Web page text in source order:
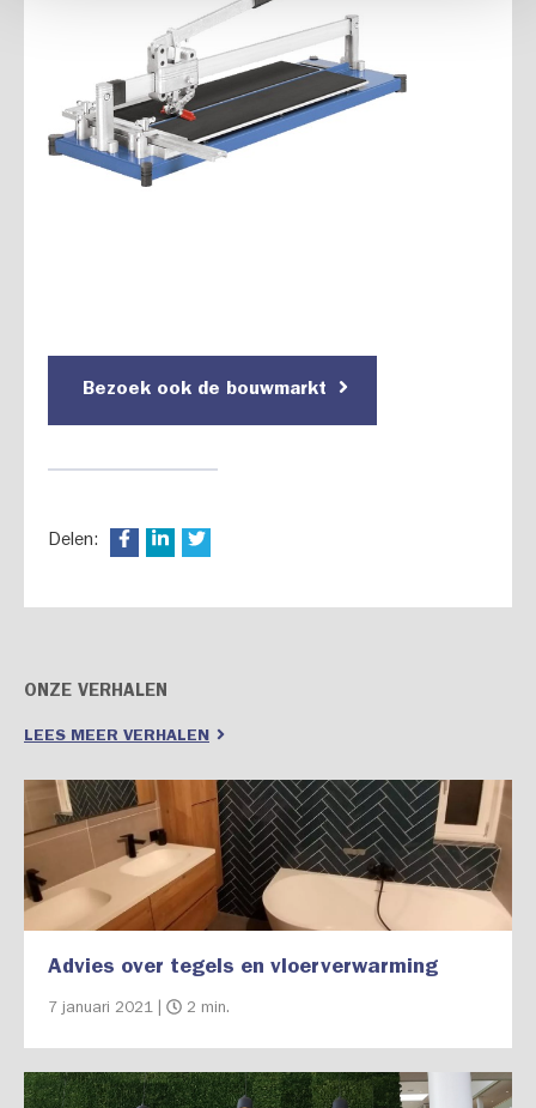
Bezoek ook de bouwmarkt
Delen:
ONZE VERHALEN
LEES MEER VERHALEN
Advies over tegels en vloerverwarming
7 januari 2021 | 2 min.